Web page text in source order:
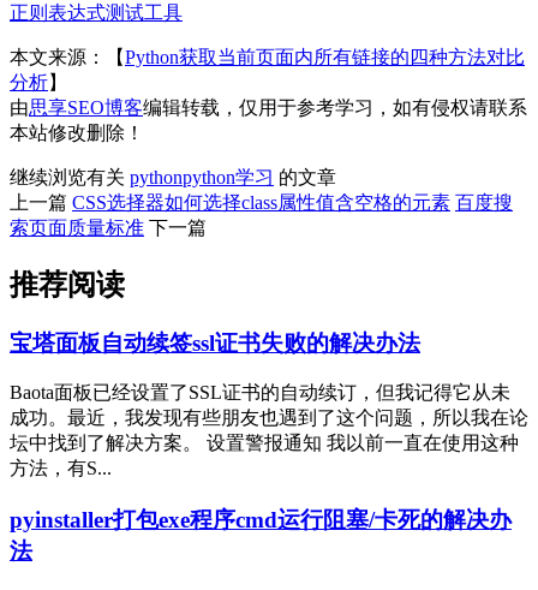
正则表达式测试工具
本文来源：【Python获取当前页面内所有链接的四种方法对比
分析】
由思享SEO博客编辑转载，仅用于参考学习，如有侵权请联系
本站修改删除！
继续浏览有关 pythonpython学习 的文章
上一篇 CSS选择器如何选择class属性值含空格的元素 百度搜
索页面质量标准 下一篇
推荐阅读
宝塔面板自动续签ssl证书失败的解决办法
Baota面板已经设置了SSL证书的自动续订，但我记得它从未
成功。最近，我发现有些朋友也遇到了这个问题，所以我在论
坛中找到了解决方案。 设置警报通知 我以前一直在使用这种
方法，有S...
pyinstaller打包exe程序cmd运行阻塞/卡死的解决办
法